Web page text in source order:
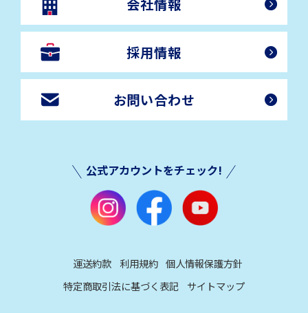
会社情報
採用情報
お問い合わせ
公式アカウントをチェック!
運送約款 利用規約 個人情報保護方針
特定商取引法に基づく表記
サイトマップ